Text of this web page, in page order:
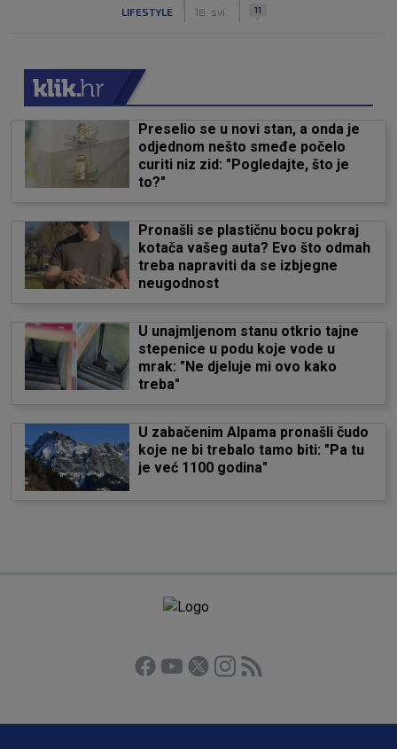
LIFESTYLE 18. svi. 11
Preselio se u novi stan, a onda je
odjednom nešto smeđe počelo
curiti niz zid: "Pogledajte, što je
to?"
Pronašli se plastičnu bocu pokraj
kotača vašeg auta? Evo što odmah
treba napraviti da se izbjegne
neugodnost
U unajmljenom stanu otkrio tajne
stepenice u podu koje vode u
mrak: "Ne djeluje mi ovo kako
treba"
U zabačenim Alpama pronašli čudo
koje ne bi trebalo tamo biti: "Pa tu
je već 1100 godina"